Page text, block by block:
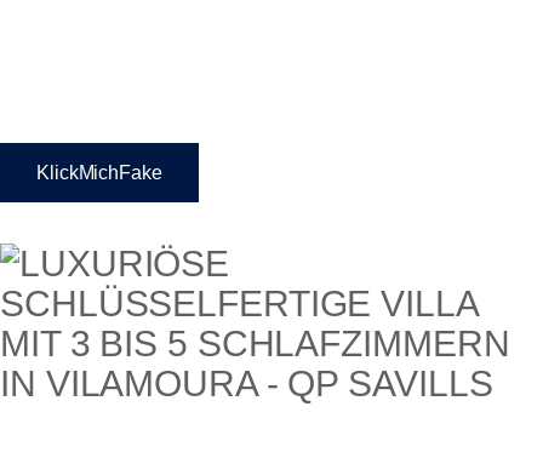
KlickMichFake